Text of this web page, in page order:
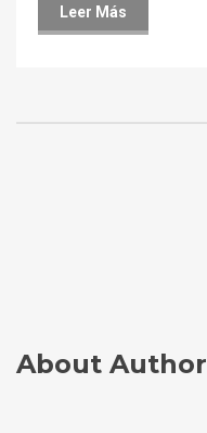
Leer Más
About Author